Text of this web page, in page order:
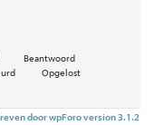
Beantwoord
Opgelost
door wpForo version 3.1.2